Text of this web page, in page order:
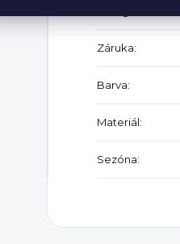
Záruka:
Barva:
Materiál:
Sezóna: